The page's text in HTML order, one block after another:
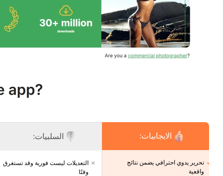
الايجابيات:
تحرير يدوي احترافي يضمن نتائج
واقعية
السلبيات:
التعديلات ليست فورية وقد تستغرق
وقتًا